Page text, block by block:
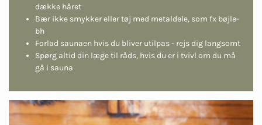
dække håret
Bær ikke smykker eller tøj med metaldele, som fx bøjle-
bh
Forlad saunaen hvis du bliver utilpas - rejs dig langsomt
Spørg altid din læge til råds, hvis du er i tvivl om du må
gå i sauna